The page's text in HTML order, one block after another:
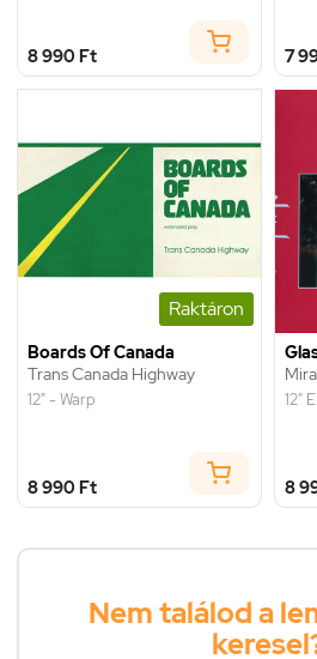
8 990 Ft 7
Raktáron
Boards Of Canada
Trans Canada Highway
12" - Warp
8 990 Ft
12"
8
Nem találod a